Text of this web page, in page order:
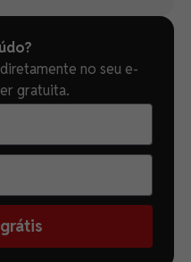
no seu e-
gratuita.